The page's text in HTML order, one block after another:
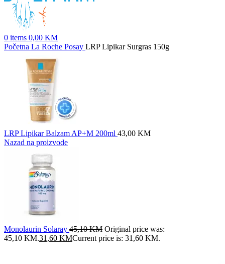
0 items 0,00 KM
Početna La Roche Posay LRP Lipikar Surgras 150g
LRP Lipikar Balzam AP+M 200ml 43,00 KM
Nazad na proizvode
Monolaurin Solaray 45,10KM Original price was:
45,10 KM.31,60 KMCurrent price is: 31,60 KM.